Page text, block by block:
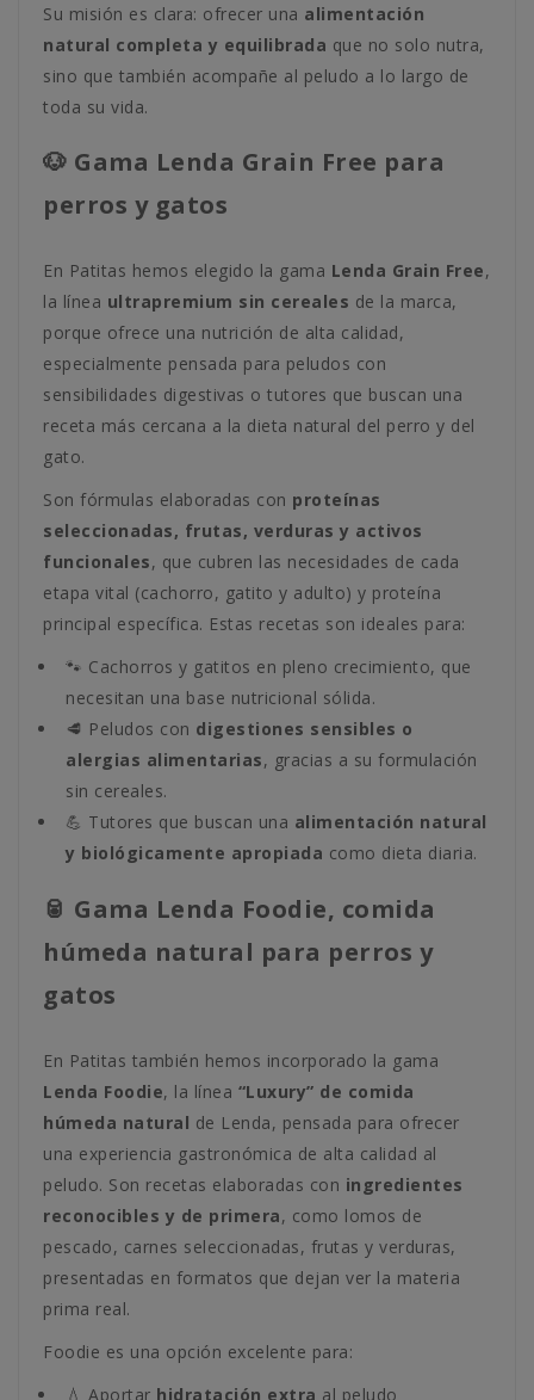
Su misión es clara: ofrecer una alimentación
natural completa y equilibrada que no solo nutra,
sino que también acompañe al peludo a lo largo de
toda su vida.
🐶 Gama Lenda Grain Free para
perros y gatos
En Patitas hemos elegido la gama Lenda Grain Free,
la línea ultrapremium sin cereales de la marca,
porque ofrece una nutrición de alta calidad,
especialmente pensada para peludos con
sensibilidades digestivas o tutores que buscan una
receta más cercana a la dieta natural del perro y del
gato.
Son fórmulas elaboradas con proteínas
seleccionadas, frutas, verduras y activos
funcionales, que cubren las necesidades de cada
etapa vital (cachorro, gatito y adulto) y proteína
principal específica. Estas recetas son ideales para:
🐾 Cachorros y gatitos en pleno crecimiento, que
necesitan una base nutricional sólida.
🥩 Peludos con digestiones sensibles o
alergias alimentarias, gracias a su formulación
sin cereales.
💪 Tutores que buscan una alimentación natural
y biológicamente apropiada como dieta diaria.
🥫 Gama Lenda Foodie, comida
húmeda natural para perros y
gatos
En Patitas también hemos incorporado la gama
Lenda Foodie, la línea “Luxury” de comida
húmeda natural de Lenda, pensada para ofrecer
una experiencia gastronómica de alta calidad al
peludo. Son recetas elaboradas con ingredientes
reconocibles y de primera, como lomos de
pescado, carnes seleccionadas, frutas y verduras,
presentadas en formatos que dejan ver la materia
prima real.
Foodie es una opción excelente para:
💧 Aportar hidratación extra al peludo